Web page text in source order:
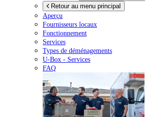
Retour au menu principal
Aperçu
Fournisseurs locaux
Fonctionnement
Services
Types de déménagements
U-Box - Services
FAQ